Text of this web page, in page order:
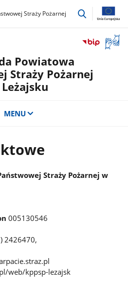
Straży Pożarnej
przejdź
okno
Powiatowa
Straży Pożarnej
MENU
Straży Pożarnej w
005130546
2426470,
web/kppsp-lezajsk